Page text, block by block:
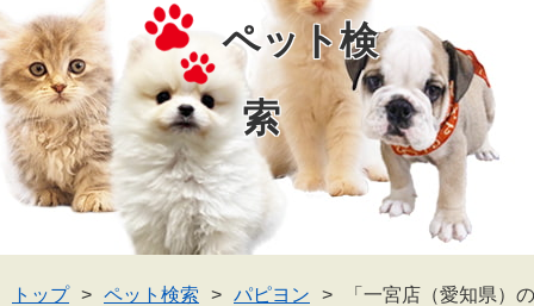
ペット検
索
トップ ペット検索 パピヨン 「一宮店（愛知県）